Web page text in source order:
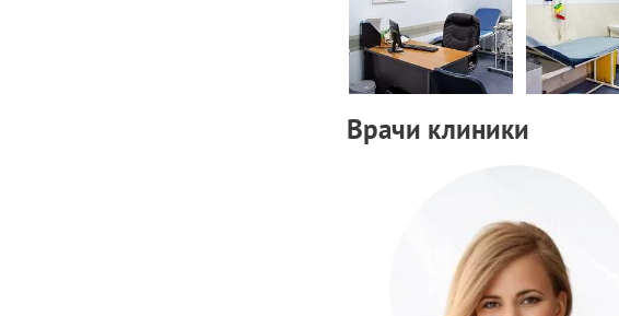
Врачи клиники